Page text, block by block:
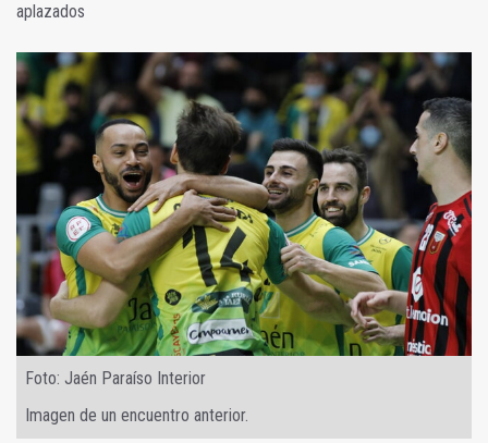
aplazados
Foto: Jaén Paraíso Interior
Imagen de un encuentro anterior.